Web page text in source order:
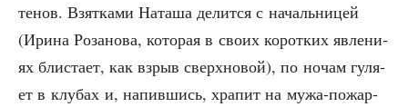
те­нов. Взят­ка­ми Ната­ша делит­ся с началь­ни­цей
(Ири­на Роза­но­ва, кото­рая в сво­их корот­ких явле­ни­
ях бли­ста­ет, как взрыв сверх­но­вой), по ночам гуля­
ет в клу­бах и, напив­шись, хра­пит на мужа-пожар­